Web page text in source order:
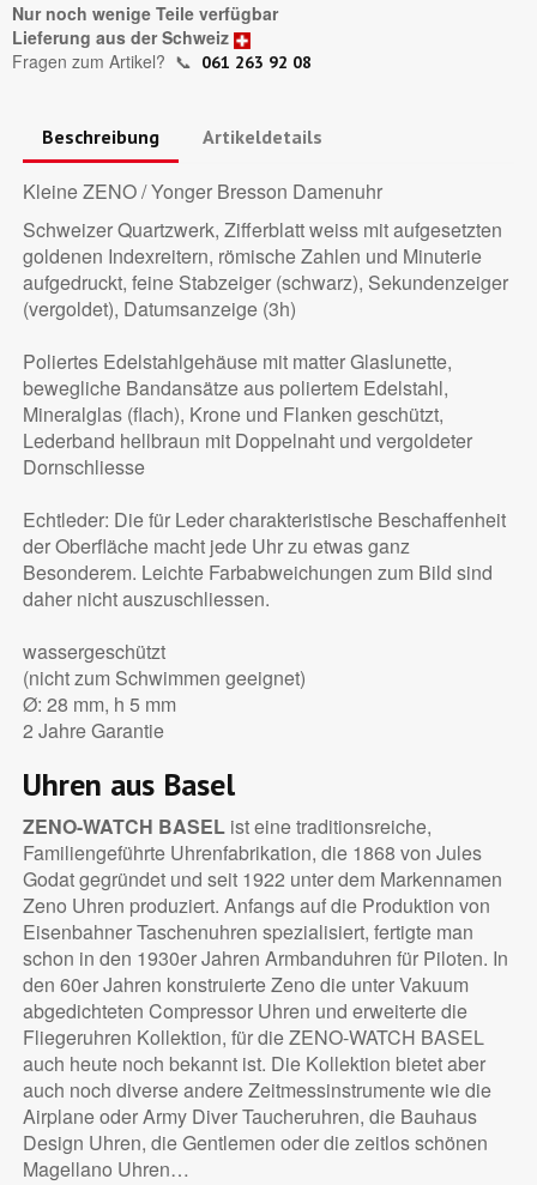
Nur noch wenige Teile verfügbar
Lieferung aus der Schweiz
Fragen zum Artikel? 📞 061 263 92 08
Beschreibung Artikeldetails
Kleine ZENO / Yonger Bresson Damenuhr
Schweizer Quartzwerk, Zifferblatt weiss mit aufgesetzten
goldenen Indexreitern, römische Zahlen und Minuterie
aufgedruckt, feine Stabzeiger (schwarz), Sekundenzeiger
(vergoldet), Datumsanzeige (3h)
Poliertes Edelstahlgehäuse mit matter Glaslunette,
bewegliche Bandansätze aus poliertem Edelstahl,
Mineralglas (flach), Krone und Flanken geschützt,
Lederband hellbraun mit Doppelnaht und vergoldeter
Dornschliesse
Echtleder: Die für Leder charakteristische Beschaffenheit
der Oberfläche macht jede Uhr zu etwas ganz
Besonderem. Leichte Farbabweichungen zum Bild sind
daher nicht auszuschliessen.
wassergeschützt
(nicht zum Schwimmen geeignet)
Ø: 28 mm, h 5 mm
2 Jahre Garantie
Uhren aus Basel
ZENO-WATCH BASEList eine traditionsreiche,
Familiengeführte Uhrenfabrikation, die 1868 von Jules
Godat gegründet und seit 1922 unter dem Markennamen
Zeno Uhren produziert. Anfangs auf die Produktion von
Eisenbahner Taschenuhren spezialisiert, fertigte man
schon in den 1930er Jahren Armbanduhren für Piloten. In
den 60er Jahren konstruierte Zeno die unter Vakuum
abgedichteten Compressor Uhren und erweiterte die
Fliegeruhren Kollektion, für die ZENO-WATCH BASEL
auch heute noch bekannt ist. Die Kollektion bietet aber
auch noch diverse andere Zeitmessinstrumente wie die
Airplane oder Army Diver Taucheruhren, die Bauhaus
Design Uhren, die Gentlemen oder die zeitlos schönen
Magellano Uhren…